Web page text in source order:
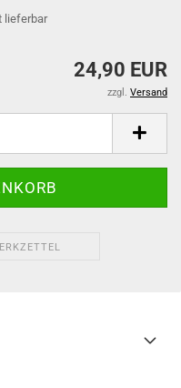
lieferbar
24,90 EUR
zzgl. Versand